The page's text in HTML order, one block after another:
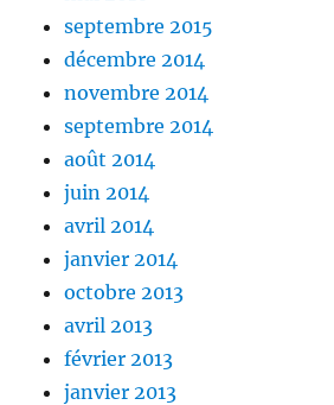
septembre 2015
décembre 2014
novembre 2014
septembre 2014
août 2014
juin 2014
avril 2014
janvier 2014
octobre 2013
avril 2013
février 2013
janvier 2013